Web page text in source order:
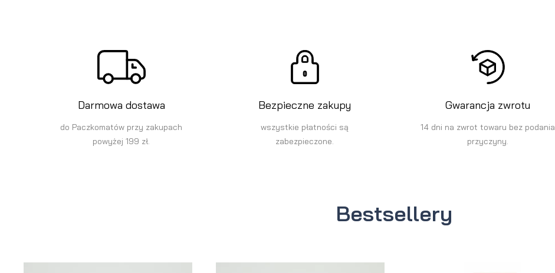
Darmowa dostawa
do Paczkomatów przy zakupach
powyżej 199 zł.
Bezpieczne zakupy
wszystkie płatności są
zabezpieczone.
Gwarancja zwrotu
14 dni na zwrot towaru bez podania
przyczyny.
Bestsellery